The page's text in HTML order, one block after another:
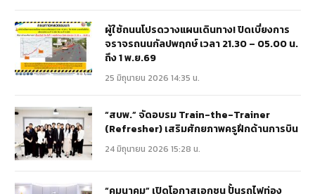
ผู้ใช้ถนนโปรดวางแผนเดินทาง! ปิดเบี่ยงการ
จราจรถนนกัลปพฤกษ์ เวลา 21.30 – 05.00 น.
ถึง 1 พ.ย.69
25 มิถุนายน 2026 14:35 น.
“สบพ.” จัดอบรม Train-the-Trainer
(Refresher) เสริมศักยภาพครูฝึกด้านการบิน
24 มิถุนายน 2026 15:28 น.
“คมนาคม” เปิดโอกาสเอกชน ปั้นรถไฟท่อง